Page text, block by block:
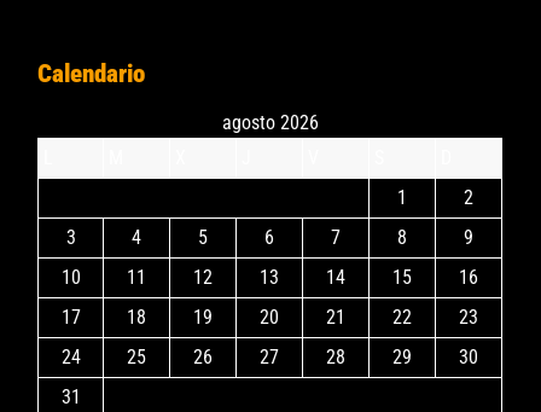
Calendario
agosto 2026
1
2
3
4 5 6 7 8
9
10
11 12 13 14 15
16
17
18 19 20 21 22
23
24
25 26 27 28 29
30
31